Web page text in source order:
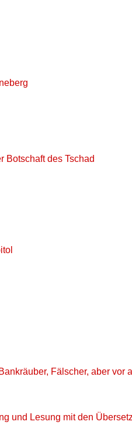
Botschaft des Tschad
Fälscher, aber vor
und Lesung mit den